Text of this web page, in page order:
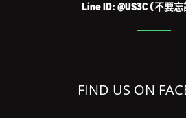
Line ID: @US3C (不要忘
FIND US ON